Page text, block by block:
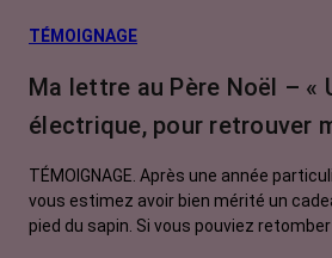
TÉMOIGNAGE
Ma lettre au Père Noël – «
électrique, pour retrouver
TÉMOIGNAGE. Après une année
vous estimez avoir bien mérité un
pied du sapin. Si vous pouviez